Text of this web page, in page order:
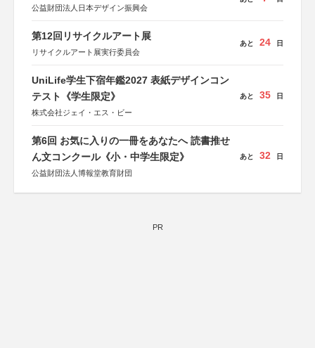
公益財団法人日本デザイン振興会
第12回リサイクルアート展
リサイクルアート展実行委員会
あと 24 日
UniLife学生下宿年鑑2027 表紙デザインコン
テスト《学生限定》
株式会社ジェイ・エス・ビー
あと 35 日
第6回 お気に入りの一冊をあなたへ 読書推せ
ん文コンクール《小・中学生限定》
公益財団法人博報堂教育財団
あと 32 日
PR